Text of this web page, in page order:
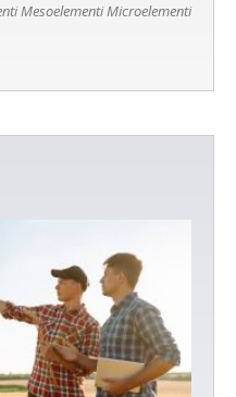
Mesoelementi Microelementi